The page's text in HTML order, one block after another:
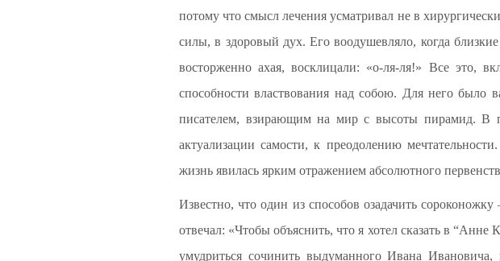
потому что смысл лечения усматривал не в
силы, в здоровый дух. Его воодушевляло, когда
восторженно ахая, восклицали: «о-ля-ля!» Все это,
способности властвования над собою. Для него было
писателем, взирающим на мир с высоты пирамид. В
актуализации самости, к преодолению
жизнь явилась ярким отражением абсолютного
Известно, что один из способов озадачить
отвечал: «Чтобы объяснить, что я хотел сказать в
умудриться сочинить выдуманного Ивана